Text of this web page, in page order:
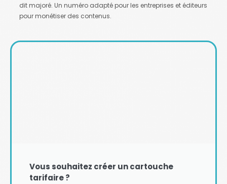
dit majoré. Un numéro adapté pour les entreprises et éditeurs
pour monétiser des contenus.
Vous souhaitez créer un cartouche
tarifaire ?